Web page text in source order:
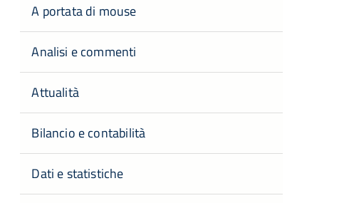
A portata di mouse
Analisi e commenti
Attualità
Bilancio e contabilità
Dati e statistiche